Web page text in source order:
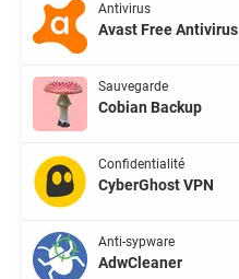
Antivirus
Avast Free Antivirus
Sauvegarde
Cobian Backup
Confidentialité
CyberGhost VPN
Anti-sypware
AdwCleaner